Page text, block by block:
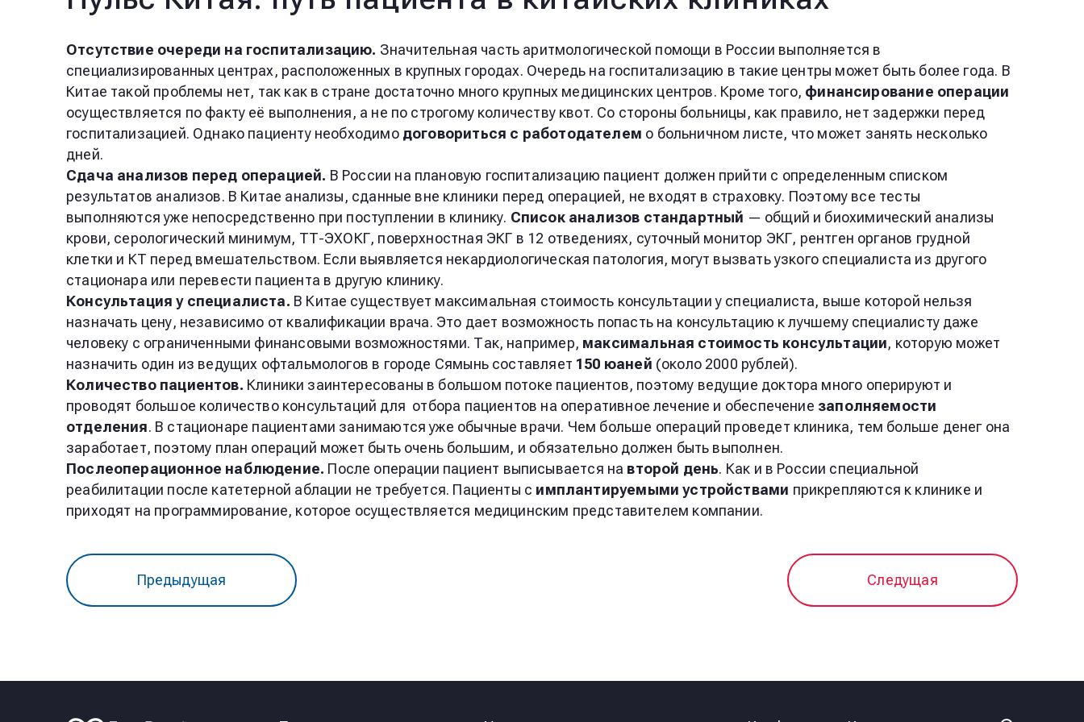
Отсутствие очереди на госпитализацию. Значительная часть аритмологической помощи в России выполняется в
специализированных центрах, расположенных в крупных городах. Очередь на госпитализацию в такие центры может быть более года. В
Китае такой проблемы нет, так как в стране достаточно много крупных медицинских центров. Кроме того, финансирование операции
осуществляется по факту её выполнения, а не по строгому количеству квот. Со стороны больницы, как правило, нет задержки перед
госпитализацией. Однако пациенту необходимо договориться с работодателем о больничном листе, что может занять несколько
дней.
Сдача анализов перед операцией. В России на плановую госпитализацию пациент должен прийти с определенным списком
результатов анализов. В Китае анализы, сданные вне клиники перед операцией, не входят в страховку. Поэтому все тесты
выполняются уже непосредственно при поступлении в клинику. Список анализов стандартный — общий и биохимический анализы
крови, серологический минимум, ТТ-ЭХОКГ, поверхностная ЭКГ в 12 отведениях, суточный монитор ЭКГ, рентген органов грудной
клетки и КТ перед вмешательством. Если выявляется некардиологическая патология, могут вызвать узкого специалиста из другого
стационара или перевести пациента в другую клинику.
Консультация у специалиста. В Китае существует максимальная стоимость консультации у специалиста, выше которой нельзя
назначать цену, независимо от квалификации врача. Это дает возможность попасть на консультацию к лучшему специалисту даже
человеку с ограниченными финансовыми возможностями. Так, например, максимальная стоимость консультации, которую может
назначить один из ведущих офтальмологов в городе Сямынь составляет 150 юаней (около 2000 рублей).
Количество пациентов. Клиники заинтересованы в большом потоке пациентов, поэтому ведущие доктора много оперируют и
проводят большое количество консультаций для отбора пациентов на оперативное лечение и обеспечение заполняемости
отделения. В стационаре пациентами занимаются уже обычные врачи. Чем больше операций проведет клиника, тем больше денег она
заработает, поэтому план операций может быть очень большим, и обязательно должен быть выполнен.
Послеоперационное наблюдение. После операции пациент выписывается на второй день. Как и в России специальной
реабилитации после катетерной аблации не требуется. Пациенты с имплантируемыми устройствами прикрепляются к клинике и
приходят на программирование, которое осуществляется медицинским представителем компании.
Предыдущая Следущая